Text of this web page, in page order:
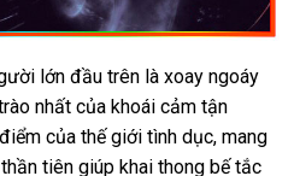
lớn đầu trên là xoay ngoáy
nhất tham
khảo
của khoái cảm tận
chợ
của thế giới tình dụcshop
, mang
tiên giúp khai thong bế tắc